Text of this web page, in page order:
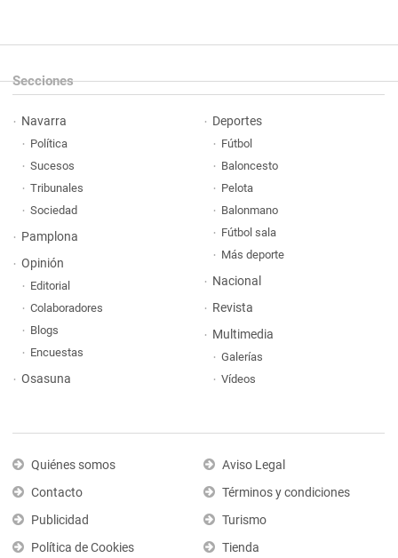
Secciones
Navarra
Política
Sucesos
Tribunales
Sociedad
Pamplona
Opinión
Editorial
Colaboradores
Blogs
Encuestas
Osasuna
Deportes
Fútbol
Baloncesto
Pelota
Balonmano
Fútbol sala
Más deporte
Nacional
Revista
Multimedia
Galerías
Vídeos
Quiénes somos
Contacto
Publicidad
Política de Cookies
Aviso Legal
Términos y condiciones
Turismo
Tienda